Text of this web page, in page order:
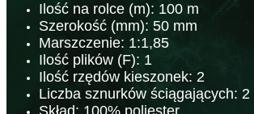
Ilość na rolce (m): 100 m
Szerokość (mm): 50 mm
Marszczenie: 1:1,85
Ilość plików (F): 1
Ilość rzędów kieszonek: 2
Liczba sznurków ściągających: 2
Skład: 100% poliester